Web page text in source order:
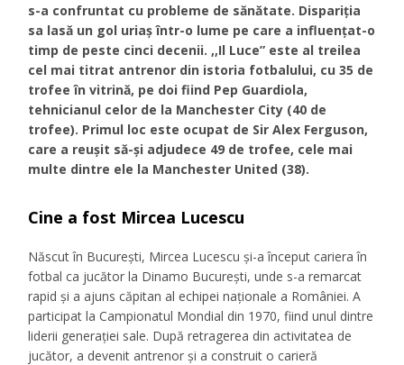
s-a confruntat cu probleme de sănătate. Dispariția
sa lasă un gol uriaș într-o lume pe care a influențat-o
timp de peste cinci decenii. ,,Il Luce” este al treilea
cel mai titrat antrenor din istoria fotbalului, cu 35 de
trofee în vitrină, pe doi fiind Pep Guardiola,
tehnicianul celor de la Manchester City (40 de
trofee). Primul loc este ocupat de Sir Alex Ferguson,
care a reușit să-și adjudece 49 de trofee, cele mai
multe dintre ele la Manchester United (38).
Cine a fost Mircea Lucescu
Născut în București, Mircea Lucescu și-a început cariera în
fotbal ca jucător la Dinamo București, unde s-a remarcat
rapid și a ajuns căpitan al echipei naționale a României. A
participat la Campionatul Mondial din 1970, fiind unul dintre
liderii generației sale. După retragerea din activitatea de
jucător, a devenit antrenor și a construit o carieră